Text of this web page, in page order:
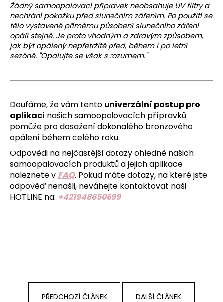
Žádný samoopalovací přípravek neobsahuje UV filtry a
nechrání pokožku před slunečním zářením. Po použití se
tělo vystavené přímému působení slunečního záření
opálí stejně. Je proto vhodným a zdravým způsobem,
jak být opálený nepřetržitě před, během i po letní
sezóně. "Opalujte se však s rozumem."
Doufáme, že vám tento univerzální postup pro
aplikaci našich samoopalovacích přípravků
pomůže pro dosažení dokonalého bronzového
opálení během celého roku.
Odpovědi na nejčastější dotazy ohledně našich
samoopalovacích produktů a jejich aplikace
naleznete v FAQ. Pokud máte dotazy, na které jste
odpověď nenašli, neváhejte kontaktovat naši
HOTLINE na: +421948650699
PŘEDCHOZÍ ČLÁNEK DALŠÍ ČLÁNEK